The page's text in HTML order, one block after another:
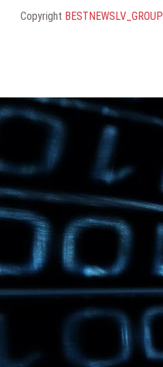
Copyright BESTNEWSLV_GROUP